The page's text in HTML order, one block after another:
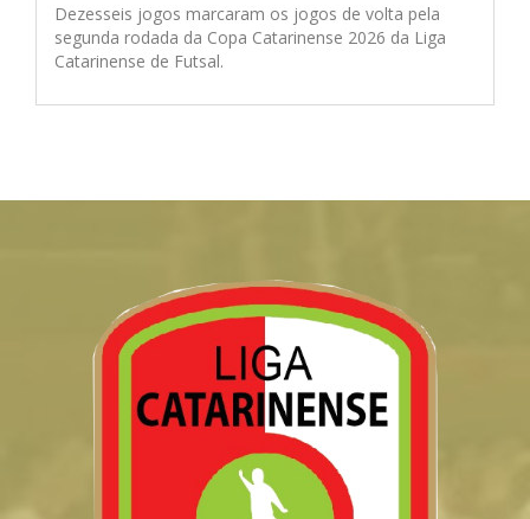
Dezesseis jogos marcaram os jogos de volta pela
segunda rodada da Copa Catarinense 2026 da Liga
Catarinense de Futsal.